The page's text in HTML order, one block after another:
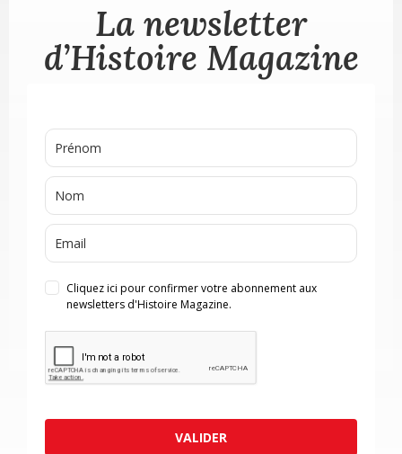
La newsletter
d’Histoire Magazine
Cliquez ici pour confirmer votre abonnement aux
newsletters d'Histoire Magazine.
VALIDER